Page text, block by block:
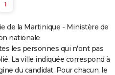
1
de la Martinique - Ministère de
nationale
les personnes qui n'ont pas
La ville indiquée correspond à
du candidat. Pour chacun, le